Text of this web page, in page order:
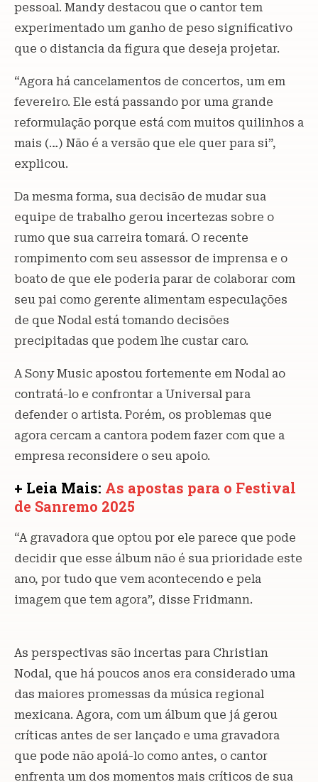
pessoal. Mandy destacou que o cantor tem
experimentado um ganho de peso significativo
que o distancia da figura que deseja projetar.
“Agora há cancelamentos de concertos, um em
fevereiro. Ele está passando por uma grande
reformulação porque está com muitos quilinhos a
mais (…) Não é a versão que ele quer para si”,
explicou.
Da mesma forma, sua decisão de mudar sua
equipe de trabalho gerou incertezas sobre o
rumo que sua carreira tomará. O recente
rompimento com seu assessor de imprensa e o
boato de que ele poderia parar de colaborar com
seu pai como gerente alimentam especulações
de que Nodal está tomando decisões
precipitadas que podem lhe custar caro.
A Sony Music apostou fortemente em Nodal ao
contratá-lo e confrontar a Universal para
defender o artista. Porém, os problemas que
agora cercam a cantora podem fazer com que a
empresa reconsidere o seu apoio.
+ Leia Mais: As apostas para o Festival
de Sanremo 2025
“A gravadora que optou por ele parece que pode
decidir que esse álbum não é sua prioridade este
ano, por tudo que vem acontecendo e pela
imagem que tem agora”, disse Fridmann.
As perspectivas são incertas para Christian
Nodal, que há poucos anos era considerado uma
das maiores promessas da música regional
mexicana. Agora, com um álbum que já gerou
críticas antes de ser lançado e uma gravadora
que pode não apoiá-lo como antes, o cantor
enfrenta um dos momentos mais críticos de sua